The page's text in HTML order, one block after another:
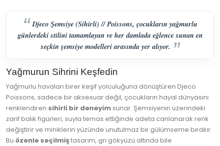
Djeco Şemsiye (Sihirli) // Poissons, çocukların yağmurlu
günlerdeki stilini tamamlayan ve her damlada eğlence sunan en
seçkin şemsiye modelleri arasında yer alıyor.
Yağmurun Sihrini Keşfedin
Yağmurlu havaları birer keşif yolculuğuna dönüştüren Djeco
Poissons, sadece bir aksesuar değil, çocukların hayal dünyasını
renklendiren sihirli bir deneyim sunar. Şemsiyenin üzerindeki
zarif balık figürleri, suyla temas ettiğinde adeta canlanarak renk
değiştirir ve miniklerin yüzünde unutulmaz bir gülümseme bırakır.
Bu özenle seçilmiştasarım, gri gökyüzü altında bile